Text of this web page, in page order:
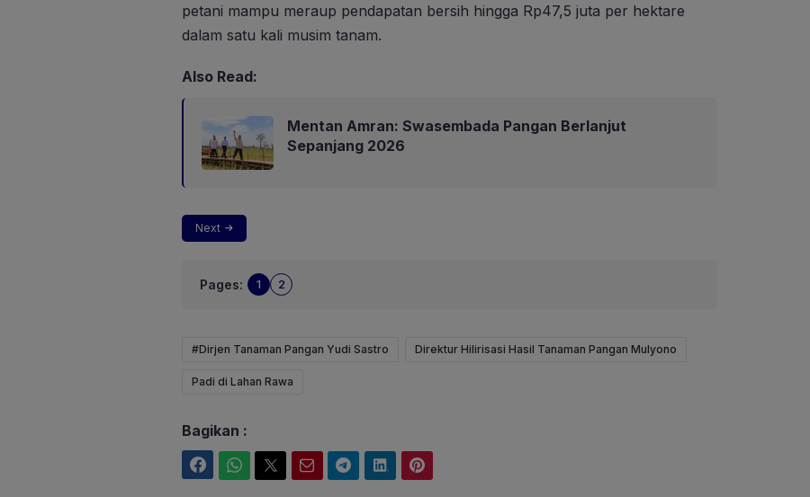
petani mampu meraup pendapatan bersih hingga Rp47,5 juta per hektare
dalam satu kali musim tanam.
Also Read:
Mentan Amran: Swasembada Pangan Berlanjut
Sepanjang 2026
Next
Pages: 1 2
#Dirjen Tanaman Pangan Yudi Sastro Direktur Hilirisasi Hasil Tanaman Pangan Mulyono
Padi di Lahan Rawa
Bagikan :